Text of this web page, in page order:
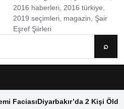
2016 haberleri, 2016 türkiye,
2019 seçimleri, magazin, Şair
Eşref Şiirleri
⌕
FaciasıDiyarbakır’da 2 Kişi Öldü